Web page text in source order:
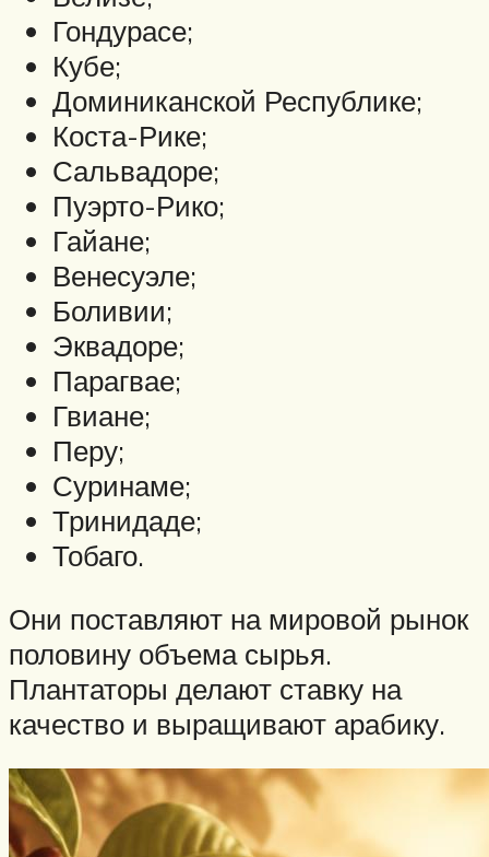
Гондурасе;
Кубе;
Доминиканской Республике;
Коста-Рике;
Сальвадоре;
Пуэрто-Рико;
Гайане;
Венесуэле;
Боливии;
Эквадоре;
Парагвае;
Гвиане;
Перу;
Суринаме;
Тринидаде;
Тобаго.
Они поставляют на мировой рынок
половину объема сырья.
Плантаторы делают ставку на
качество и выращивают арабику.